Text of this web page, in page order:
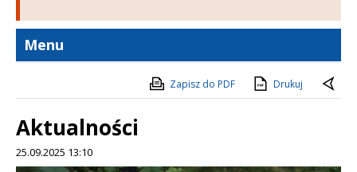
Menu
Zapisz do PDF Drukuj
Aktualności
25.09.2025 13:10